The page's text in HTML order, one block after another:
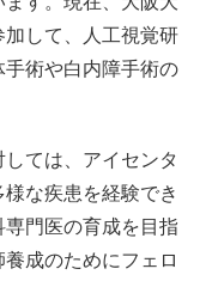
して、人工視覚研
術や白内障手術の
ては、アイセンタ
な疾患を経験でき
門医の育成を目指
成のためにフェロ